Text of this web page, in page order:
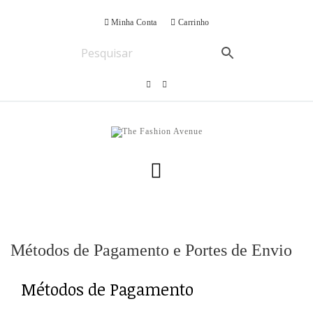
Minha Conta Carrinho
Métodos de Pagamento e Portes de Envio
Métodos de Pagamento